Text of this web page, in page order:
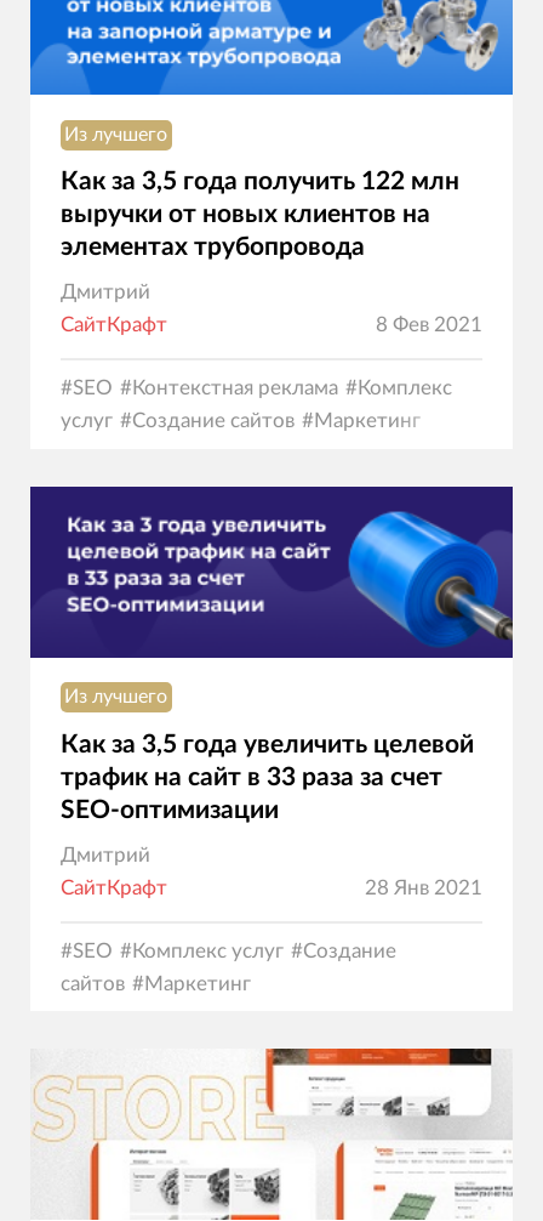
Из лучшего
Как за 3,5 года получить 122 млн
выручки от новых клиентов на
элементах трубопровода
Дмитрий
СайтКрафт
8 Фев 2021
#SEO #Контекстная реклама #Комплекс
услуг #Создание сайтов #Маркетинг
Из лучшего
Как за 3,5 года увеличить целевой
трафик на сайт в 33 раза за счет
SEO-оптимизации
Дмитрий
СайтКрафт
28 Янв 2021
#SEO #Комплекс услуг #Создание
сайтов #Маркетинг